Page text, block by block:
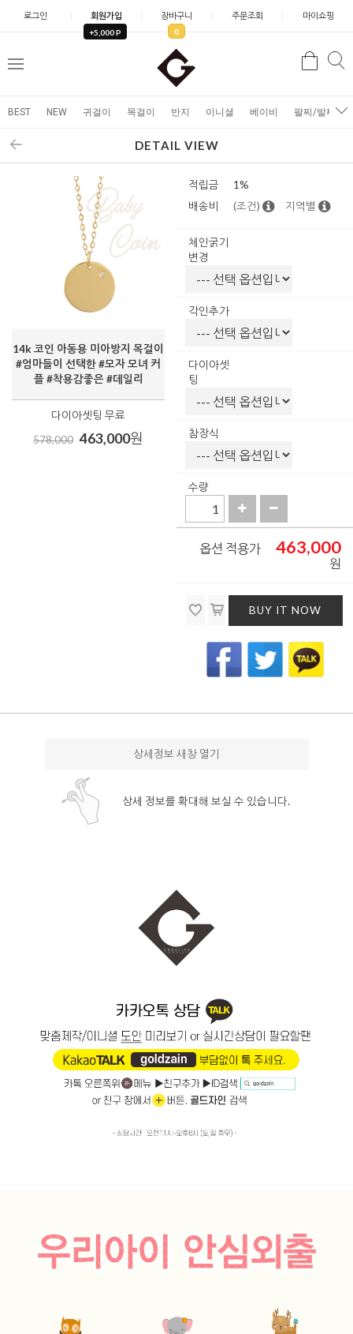
로그인 회원가입
+5,000 P
장바구니
0
주문조회 마이쇼핑
메
검
BEST NEW 귀걸이 목걸이 반지 이니셜 베이비 팔찌/발찌
DETAIL VIEW
14k 코인 아동용 미아방지 목걸이
#엄마들이 선택한 #모자 모녀 커
플 #착용감좋은 #데일리
다이아셋팅 무료
578,000 463,000원
적립금
1%
배송비
(조건) 지역별
체인굵기
변경
각인추가
다이아셋
팅
참장식
수량
옵션 적용가 463,000
원
BUY IT NOW
상세정보 새창 열기
상세 정보를 확대해 보실 수 있습니다.